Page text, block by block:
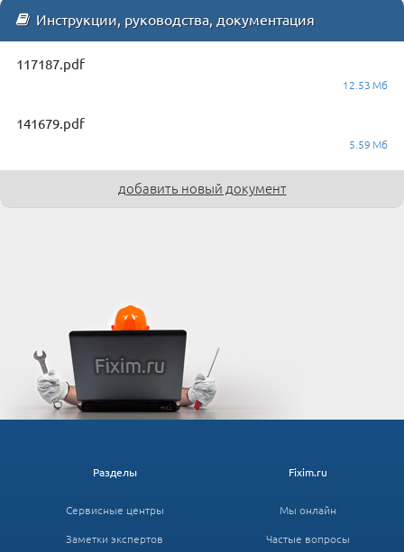
Инструкции, руководства, документация
117187.pdf
12.53 Мб
141679.pdf
5.59 Мб
добавить новый документ
Fixim.ru
Мы онлайн
Частые вопросы
Разделы
Сервисные центры
Заметки экспертов